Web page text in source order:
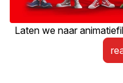
Laten we naar